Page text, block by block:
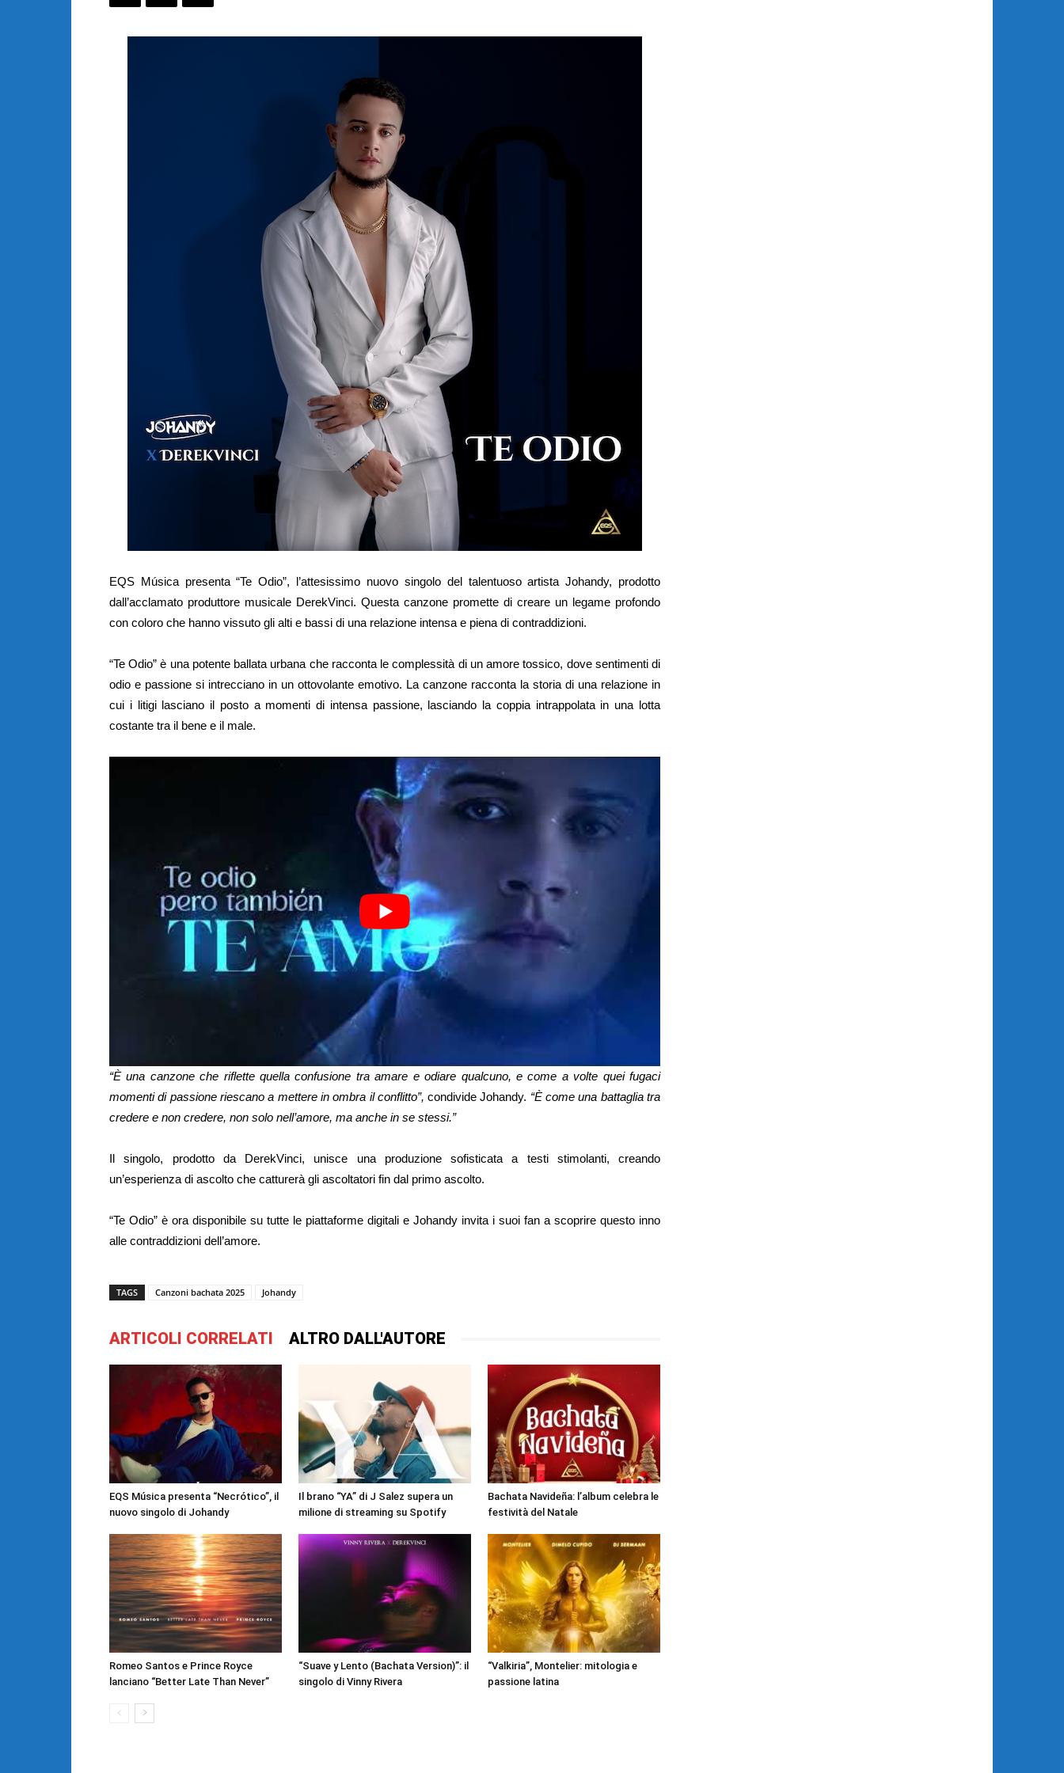
EQS Música presenta “Te Odio”, l’attesissimo nuovo singolo del talentuoso artista Johandy, prodotto
dall’acclamato produttore musicale DerekVinci. Questa canzone promette di creare un legame profondo
con coloro che hanno vissuto gli alti e bassi di una relazione intensa e piena di contraddizioni.
“Te Odio” è una potente ballata urbana che racconta le complessità di un amore tossico, dove sentimenti di
odio e passione si intrecciano in un ottovolante emotivo. La canzone racconta la storia di una relazione in
cui i litigi lasciano il posto a momenti di intensa passione, lasciando la coppia intrappolata in una lotta
costante tra il bene e il male.
“È una canzone che riflette quella confusione tra amare e odiare qualcuno, e come a volte quei fugaci
momenti di passione riescano a mettere in ombra il conflitto”, condivide Johandy. “È come una battaglia tra
credere e non credere, non solo nell’amore, ma anche in se stessi.”
Il singolo, prodotto da DerekVinci, unisce una produzione sofisticata a testi stimolanti, creando
un’esperienza di ascolto che catturerà gli ascoltatori fin dal primo ascolto.
“Te Odio” è ora disponibile su tutte le piattaforme digitali e Johandy invita i suoi fan a scoprire questo inno
alle contraddizioni dell’amore.
TAGS Canzoni bachata 2025 Johandy
ARTICOLI CORRELATI ALTRO DALL'AUTORE
EQS Música presenta “Necrótico”, il
nuovo singolo di Johandy
Il brano “YA” di J Salez supera un
milione di streaming su Spotify
Bachata Navideña: l’album celebra le
festività del Natale
Romeo Santos e Prince Royce
lanciano “Better Late Than Never”
“Suave y Lento (Bachata Version)”: il
singolo di Vinny Rivera
“Valkiria”, Montelier: mitologia e
passione latina